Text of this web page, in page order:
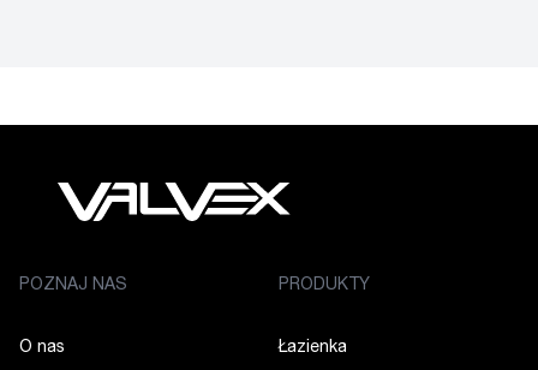
POZNAJ NAS
O nas
PRODUKTY
Łazienka